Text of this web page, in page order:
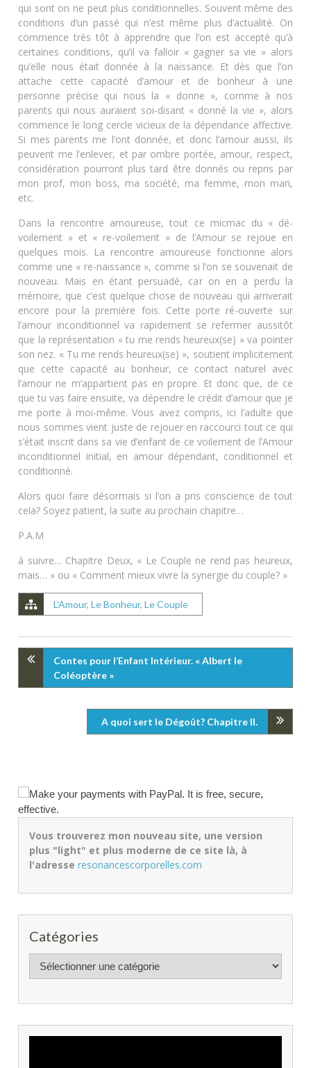
qui sont on ne peut plus conditionnelles. Souvent même des
conditions d’un passé qui n’est même plus d’actualité. On
commence très tôt à apprendre que l’on est accepté qu’à
certaines conditions, qu’il va falloir « gagner sa vie » alors
qu’elle nous était donnée à la naissance. Et dès que l’on
attache cette capacité d’amour et de bonheur à une
personne précise qui nous la « donne », comme à nos
parents qui nous auraient soi-disant « donné la vie », alors
commence le long cercle vicieux de la dépendance affective.
Si mes parents me l’ont donnée, et donc l’amour aussi, ils
peuvent me l’enlever, et par ombre portée, amour, respect,
considération pourront plus tard être donnés ou repris par
mon prof, mon boss, ma société, ma femme, mon mari,
etc.
Dans la rencontre amoureuse, tout ce micmac du « dé-
voilement » et « re-voilement » de l’Amour se rejoue en
quelques mois. La rencontre amoureuse fonctionne alors
comme une « re-naissance », comme si l’on se souvenait de
nouveau. Mais en étant persuadé, car on en a perdu la
mémoire, que c’est quelque chose de nouveau qui arriverait
encore pour la première fois. Cette porte ré-ouverte sur
l’amour inconditionnel va rapidement se refermer aussitôt
que la représentation « tu me rends heureux(se) » va pointer
son nez. « Tu me rends heureux(se) », soutient implicitement
que cette capacité au bonheur, ce contact naturel avec
l’amour ne m’appartient pas en propre. Et donc que, de ce
que tu vas faire ensuite, va dépendre le crédit d’amour que je
me porte à moi-même. Vous avez compris, ici l’adulte que
nous sommes vient juste de rejouer en raccourci tout ce qui
s’était inscrit dans sa vie d’enfant de ce voilement de l’Amour
inconditionnel initial, en amour dépendant, conditionnel et
conditionné.
Alors quoi faire désormais si l’on a pris conscience de tout
cela? Soyez patient, la suite au prochain chapitre…
P.A.M
à suivre… Chapitre Deux, « Le Couple ne rend pas heureux,
mais… » ou « Comment mieux vivre la synergie du couple? »
L'Amour,Le Bonheur,Le Couple
Contes pour l’Enfant Intérieur. « Albert le
Coléoptère »
A quoi sert le Dégoût? Chapitre II.
Vous trouverez mon nouveau site, une version
plus "light" et plus moderne de ce site là, à
l'adresse resonancescorporelles.com
Catégories
Catégories